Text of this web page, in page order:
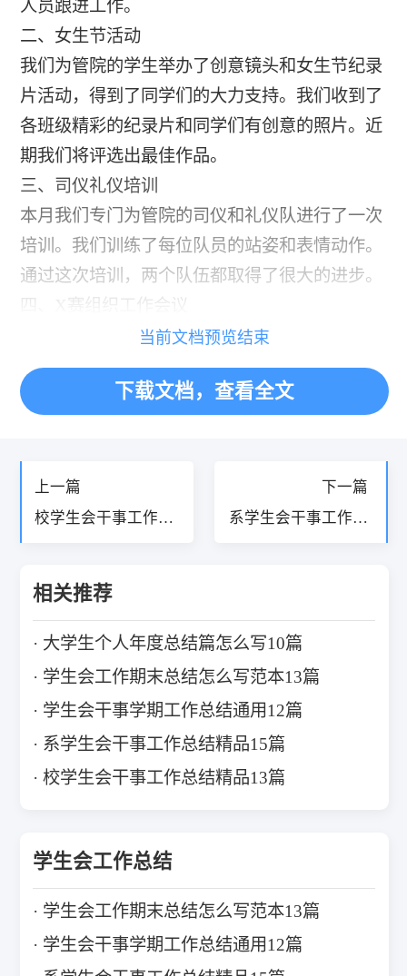
人员跟进工作。
二、女生节活动
我们为管院的学生举办了创意镜头和女生节纪录
片活动，得到了同学们的大力支持。我们收到了
各班级精彩的纪录片和同学们有创意的照片。近
期我们将评选出最佳作品。
三、司仪礼仪培训
本月我们专门为管院的司仪和礼仪队进行了一次
培训。我们训练了每位队员的站姿和表情动作。
通过这次培训，两个队伍都取得了很大的进步。
四、X赛组织工作会议
«
当前文档预览结束
下载文档，查看全文
上一篇
校学生会干事工作总
下一篇
系学生会干事工作总
相关推荐
大学生个人年度总结篇怎么写10篇
学生会工作期末总结怎么写范本13篇
学生会干事学期工作总结通用12篇
系学生会干事工作总结精品15篇
校学生会干事工作总结精品13篇
学生会工作总结
学生会工作期末总结怎么写范本13篇
学生会干事学期工作总结通用12篇